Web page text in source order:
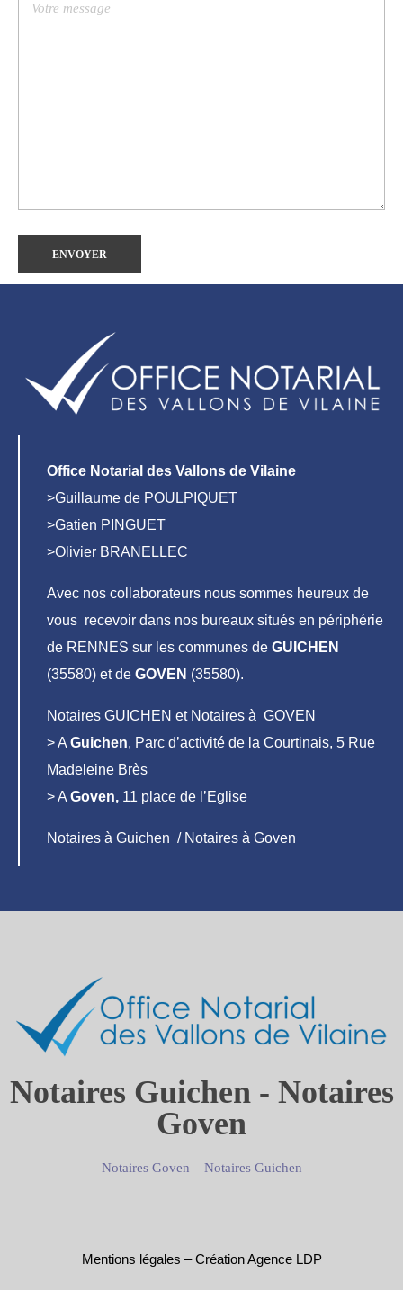
Office Notarial des Vallons de Vilaine
>Guillaume de POULPIQUET
>Gatien PINGUET
>Olivier BRANELLEC
Avec nos collaborateurs nous sommes heureux de
vous recevoir dans nos bureaux situés en périphérie
de RENNES sur les communes de GUICHEN
(35580) et de GOVEN (35580).
Notaires GUICHEN et Notaires à GOVEN
> A Guichen, Parc d’activité de la Courtinais, 5 Rue
Madeleine Brès
> A Goven, 11 place de l’Eglise
Notaires à Guichen / Notaires à Goven
Notaires Guichen - Notaires
Goven
Notaires Goven – Notaires Guichen
Mentions légales –Création Agence LDP